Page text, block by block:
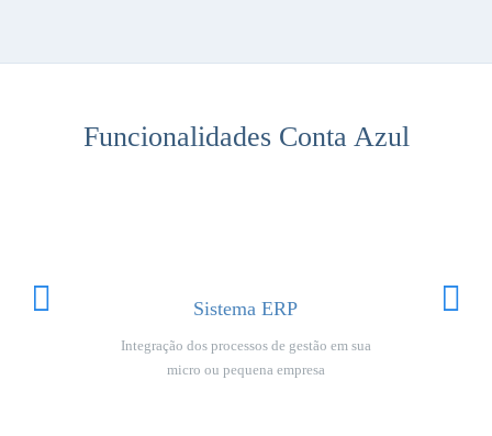
Funcionalidades Conta Azul
Sistema ERP
Integração dos processos de gestão em sua
micro ou pequena empresa